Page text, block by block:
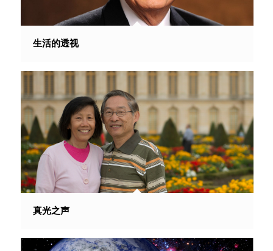
生活的透视
真光之声